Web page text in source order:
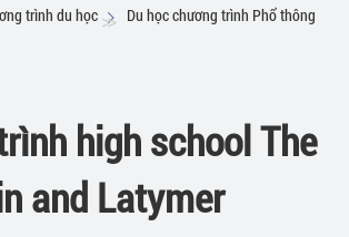
trình du học
Du học chương trình Phổ thông
high school The
and Latymer